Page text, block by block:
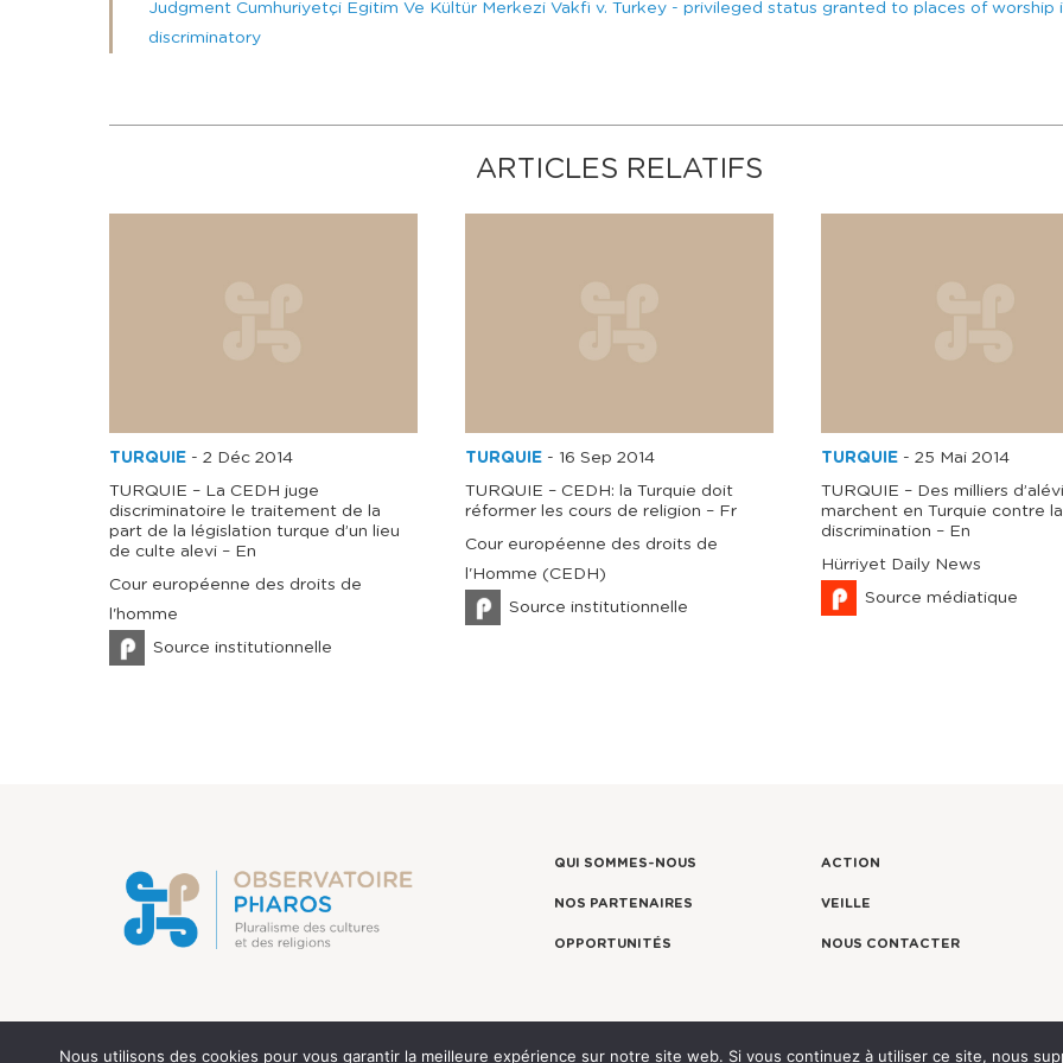
Judgment Cumhuriyetçi Egitim Ve Kültür Merkezi Vakfi v. Turkey - privileged status granted to places of worship
discriminatory
ARTICLES RELATIFS
TURQUIE - 2 Déc 2014
TURQUIE – La CEDH juge
discriminatoire le traitement de la
part de la législation turque d’un lieu
de culte alevi – En
Cour européenne des droits de
l'homme
Source institutionnelle
TURQUIE- 16 Sep 2014
TURQUIE – CEDH: la Turquie doit
réformer les cours de religion – Fr
Cour européenne des droits de
l'Homme (CEDH)
Source institutionnelle
TURQUIE- 25 Mai 2014
TURQUIE – Des milliers
marchent en Turquie contre la
discrimination – En
Hürriyet Daily News
Source médiatique
QUI SOMMES-NOUS
NOS PARTENAIRES
OPPORTUNITÉS
ACTION
VEILLE
NOUS CONTACTER
Nous utilisons des cookies pour vous garantir la meilleure expérience sur notre site web. Si vous continuez à utiliser ce site, nous